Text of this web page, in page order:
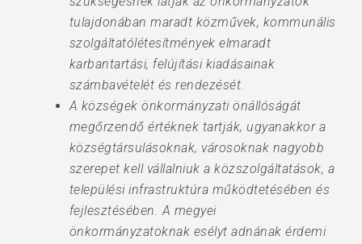
tulajdonában maradt közművek, kommunális
szolgáltatólétesítmények elmaradt
karbantartási, felújítási kiadásainak
számbavételét és rendezését.
A községek önkormányzati önállóságát
megőrzendő értéknek tartják, ugyanakkor a
községtársulásoknak, városoknak nagyobb
szerepet kell vállalniuk a közszolgáltatások, a
települési infrastruktúra működtetésében és
fejlesztésében. A megyei
önkormányzatoknak esélyt adnának érdemi